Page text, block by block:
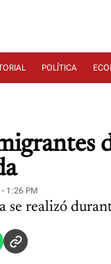
POLÍTICA
- 1:26 PM
se realizó